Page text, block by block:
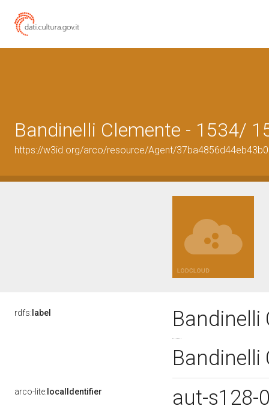
Bandinelli Clemente - 1534/
https://w3id.org/arco/resource/Agent/
rdfs: label
Bandinelli
arco-lite: localIdentifier
aut-s128-